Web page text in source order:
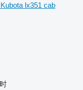
lx351 cab